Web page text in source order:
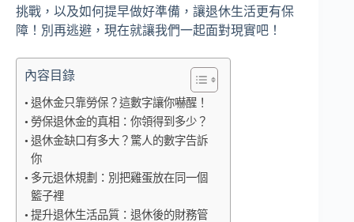
挑戰，以及如何提早做好準備，讓退休生活更有保
障！別再逃避，現在就讓我們一起面對現實吧！
內容目錄
退休金只靠勞保？這數字讓你嚇醒！
勞保退休金的真相：你領得到多少？
退休金缺口有多大？驚人的數字告訴
你
多元退休規劃：別把雞蛋放在同一個
籃子裡
提升退休生活品質：退休後的財務管